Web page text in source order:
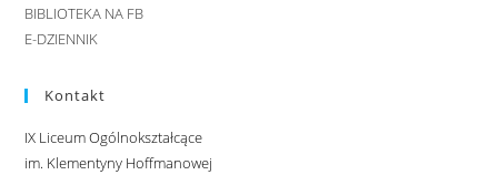
BIBLIOTEKA NA FB
E-DZIENNIK
Kontakt
IX Liceum Ogólnokształcące
im. Klementyny Hoffmanowej